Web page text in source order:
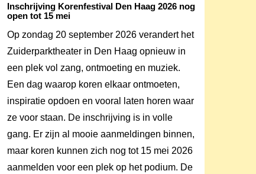
Inschrijving Korenfestival Den Haag 2026 nog
open tot 15 mei
Op zondag 20 september 2026 verandert het
Zuiderparktheater in Den Haag opnieuw in
een plek vol zang, ontmoeting en muziek.
Een dag waarop koren elkaar ontmoeten,
inspiratie opdoen en vooral laten horen waar
ze voor staan. De inschrijving is in volle
gang. Er zijn al mooie aanmeldingen binnen,
maar koren kunnen zich nog tot 15 mei 2026
aanmelden voor een plek op het podium. De